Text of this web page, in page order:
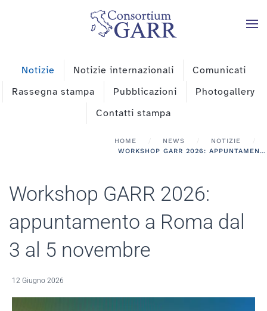
Skip to main content
Notizie Notizie internazionali
Comunicati
Rassegna stampa
Pubblicazioni
Photogallery
Contatti stampa
HOME NEWS
NOTIZIE
WORKSHOP GARR 2026: APPUNTAMENTO A ROMA DAL 3 AL 5 NOVEMBRE
Workshop GARR 2026:
appuntamento a Roma dal
3 al 5 novembre
12 Giugno 2026